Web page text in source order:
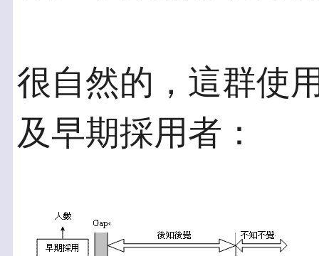
很自然的，這群使
及早期採用者：